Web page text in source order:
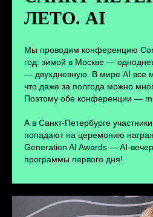
ЛЕТО. AI
Мы проводим конференцию
год: зимой в Москве —
— двухдневную. В мире AI все
что даже за полгода можно
Поэтому обе конференции —
А в Санкт-Петербурге
попадают на церемонию
Generation AI Awards — AI-
программы первого дня!